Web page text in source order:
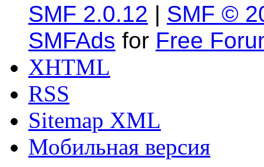
SMF 2.0.12 | SMF ©
SMFAds for Free
XHTML
RSS
Sitemap XML
Мобильная версия